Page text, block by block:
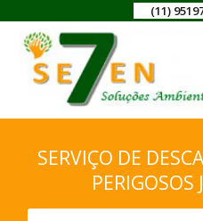
(11)
SERVIÇO DE
PERIGOSOS